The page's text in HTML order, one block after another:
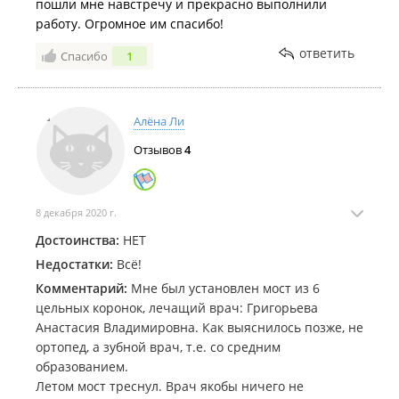
пошли мне навстречу и прекрасно выполнили
работу. Огромное им спасибо!
Спасибо 1 ответить
Алёна Ли
Отзывов4
8 декабря 2020 г.
Достоинства: НЕТ
Недостатки: Всё!
Комментарий: Мне был установлен мост из 6
цельных коронок, лечащий врач: Григорьева
Анастасия Владимировна. Как выяснилось позже, не
ортопед, а зубной врач, т.е. со средним
образованием.
Летом мост треснул. Врач якобы ничего не